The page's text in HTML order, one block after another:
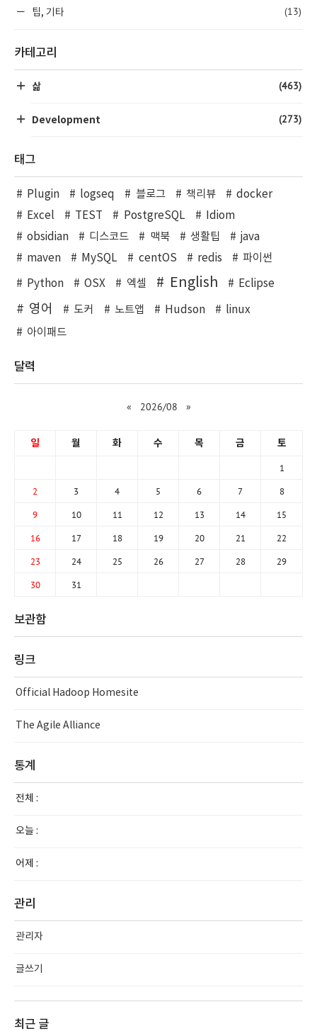
팁, 기타 (13)
카테고리
삶 (463)
Development (273)
태그
Plugin logseq 블로그 책리뷰
docker
Excel
TEST PostgreSQL
Idiom
obsidian
디스코드 맥북 생활팁
java
maven
MySQL centOS redis 파이썬
Python OSX 엑셀 English Eclipse
영어 도커 노트앱 Hudson
linux
아이패드
달력
« 2026/08 »
일 월 화 수 목 금 토
1
2 3 4 5 6 7 8
9 10 11 12 13 14 15
16 17 18 19 20 21 22
23 24 25 26 27 28 29
30 31
보관함
링크
Official Hadoop Homesite
The Agile Alliance
통계
전체 :
오늘 :
어제 :
관리
관리자
글쓰기
최근 글